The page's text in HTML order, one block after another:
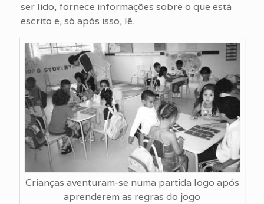
ser lido, fornece informações sobre o que está
escrito e, só após isso, lê.
Crianças aventuram-se numa partida logo após
aprenderem as regras do jogo